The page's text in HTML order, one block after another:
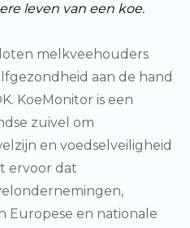
leven van een koe.
melkveehouders
aan de hand
KoeMonitor is een
zuivel om
en voedselveiligheid
ervoor dat
Europese en nationale